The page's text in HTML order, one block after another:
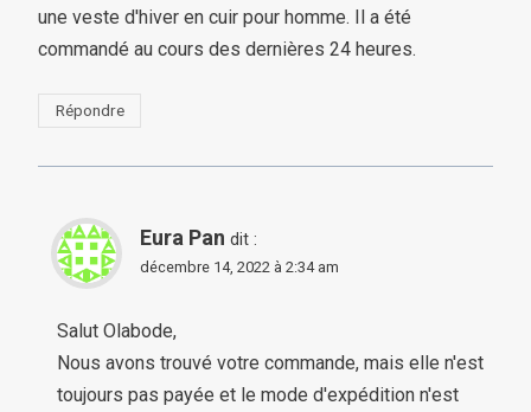
une veste d'hiver en cuir pour homme. Il a été
commandé au cours des dernières 24 heures.
Répondre
Eura Pan dit :
décembre 14, 2022 à 2:34 am
Salut Olabode,
Nous avons trouvé votre commande, mais elle n'est
toujours pas payée et le mode d'expédition n'est